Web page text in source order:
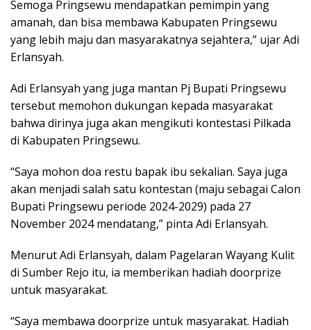
Semoga Pringsewu mendapatkan pemimpin yang
amanah, dan bisa membawa Kabupaten Pringsewu
yang lebih maju dan masyarakatnya sejahtera,” ujar Adi
Erlansyah.
Adi Erlansyah yang juga mantan Pj Bupati Pringsewu
tersebut memohon dukungan kepada masyarakat
bahwa dirinya juga akan mengikuti kontestasi Pilkada
di Kabupaten Pringsewu.
“Saya mohon doa restu bapak ibu sekalian. Saya juga
akan menjadi salah satu kontestan (maju sebagai Calon
Bupati Pringsewu periode 2024-2029) pada 27
November 2024 mendatang,” pinta Adi Erlansyah.
Menurut Adi Erlansyah, dalam Pagelaran Wayang Kulit
di Sumber Rejo itu, ia memberikan hadiah doorprize
untuk masyarakat.
“Saya membawa doorprize untuk masyarakat. Hadiah